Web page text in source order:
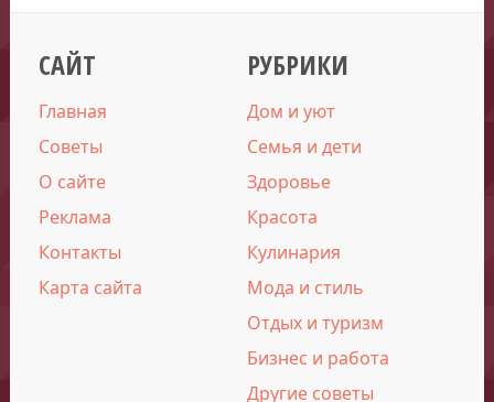
САЙТ
Главная
Советы
О сайте
Реклама
Контакты
Карта сайта
РУБРИКИ
Дом и уют
Семья и дети
Здоровье
Красота
Кулинария
Мода и стиль
Отдых и туризм
Бизнес и работа
Другие советы